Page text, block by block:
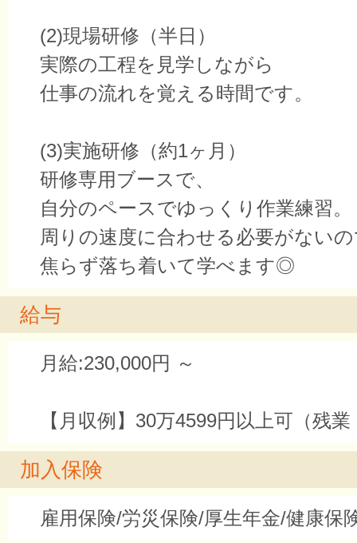
(2)現場研修（半日）
実際の工程を見学しながら
仕事の流れを覚える時間です。
(3)実施研修（約1ヶ月）
研修専用ブースで、
自分のペースでゆっくり作業練習。
周りの速度に合わせる必要がない
焦らず落ち着いて学べます◎
給与
月給:230,000円 ～
【月収例】30万4599円以上可（残
加入保険
雇用保険/労災保険/厚生年金/健康保